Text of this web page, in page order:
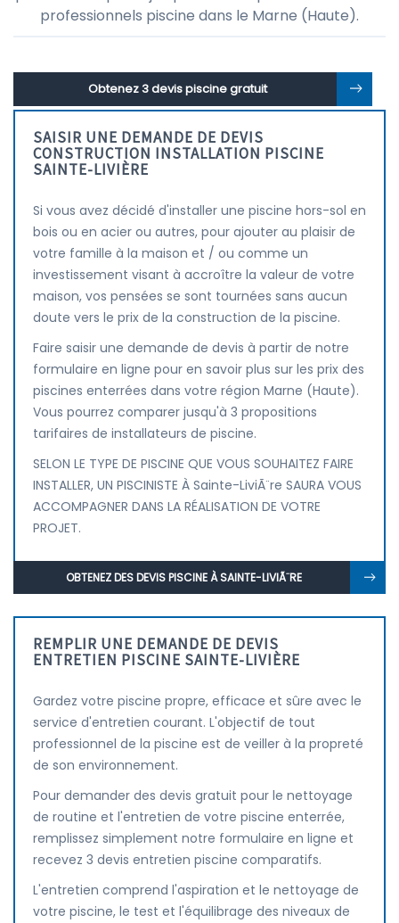
professionnels piscine dans le Marne (Haute).
Obtenez 3 devis piscine gratuit
SAISIR UNE DEMANDE DE DEVIS
CONSTRUCTION INSTALLATION PISCINE
SAINTE-LIVIÈRE
Si vous avez décidé d'installer une piscine hors-sol en
bois ou en acier ou autres, pour ajouter au plaisir de
votre famille à la maison et / ou comme un
investissement visant à accroître la valeur de votre
maison, vos pensées se sont tournées sans aucun
doute vers le prix de la construction de la piscine.
Faire saisir une demande de devis à partir de notre
formulaire en ligne pour en savoir plus sur les prix des
piscines enterrées dans votre région Marne (Haute).
Vous pourrez comparer jusqu'à 3 propositions
tarifaires de installateurs de piscine.
SELON LE TYPE DE PISCINE QUE VOUS SOUHAITEZ FAIRE
INSTALLER, UN PISCINISTE À Sainte-LiviÃ¨re SAURA VOUS
ACCOMPAGNER DANS LA RÉALISATION DE VOTRE
PROJET.
OBTENEZ DES DEVIS PISCINE À SAINTE-LIVIÃ¨RE
REMPLIR UNE DEMANDE DE DEVIS
ENTRETIEN PISCINE SAINTE-LIVIÈRE
Gardez votre piscine propre, efficace et sûre avec le
service d'entretien courant. L'objectif de tout
professionnel de la piscine est de veiller à la propreté
de son environnement.
Pour demander des devis gratuit pour le nettoyage
de routine et l'entretien de votre piscine enterrée,
remplissez simplement notre formulaire en ligne et
recevez 3 devis entretien piscine comparatifs.
L'entretien comprend l'aspiration et le nettoyage de
votre piscine, le test et l'équilibrage des niveaux de